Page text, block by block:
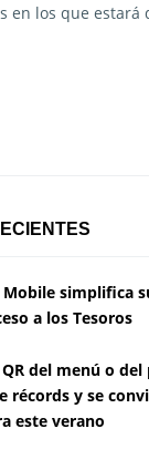
en los que estará
Mobile simplifica
a los Tesoros
QR del menú o
récords y se
este verano